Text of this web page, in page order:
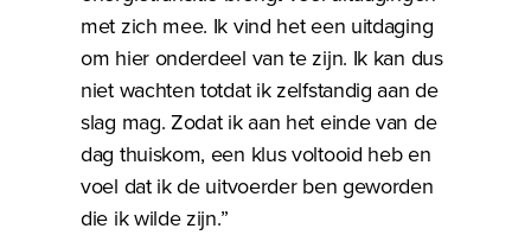
met zich mee. Ik vind het een uitdaging
om hier onderdeel van te zijn. Ik kan dus
niet wachten totdat ik zelfstandig aan de
slag mag. Zodat ik aan het einde van de
dag thuiskom, een klus voltooid heb en
voel dat ik de uitvoerder ben geworden
die ik wilde zijn.”